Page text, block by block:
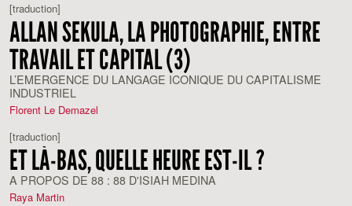
[traduction]
ALLAN SEKULA, LA PHOTOGRAPHIE, ENTRE
TRAVAIL ET CAPITAL (3)
L’EMERGENCE DU LANGAGE ICONIQUE DU CAPITALISME
INDUSTRIEL
Florent Le Demazel
[traduction]
ET LÀ-BAS, QUELLE HEURE EST-IL ?
A PROPOS DE 88 : 88 D'ISIAH MEDINA
Raya Martin